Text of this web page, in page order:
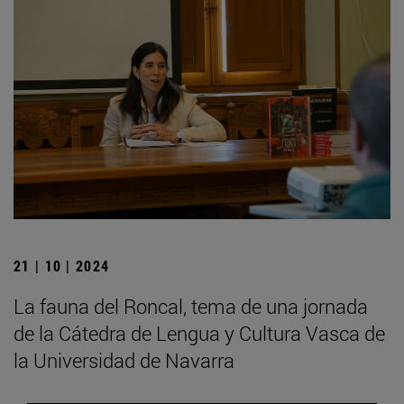
21 | 10 | 2024
La fauna del Roncal, tema de una jornada
de la Cátedra de Lengua y Cultura Vasca de
la Universidad de Navarra